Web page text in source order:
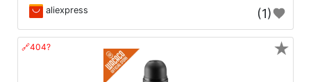
aliexpress (1)
🔗404? ★